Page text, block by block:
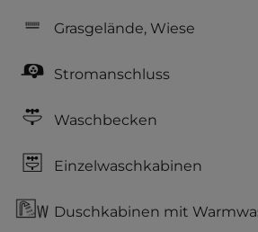
Grasgelände, Wiese
Stromanschluss
Waschbecken
Einzelwaschkabinen
Duschkabinen mit